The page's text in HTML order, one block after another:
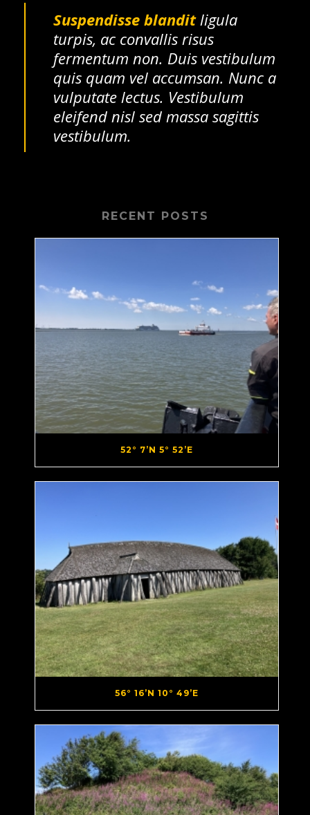
Suspendisse blanditligula
turpis, ac convallis risus
fermentum non. Duis vestibulum
quis quam vel accumsan. Nunc a
vulputate lectus. Vestibulum
eleifend nisl sed massa sagittis
vestibulum.
RECENT POSTS
52° 7’N 5° 52’E
56° 16’N 10° 49’E